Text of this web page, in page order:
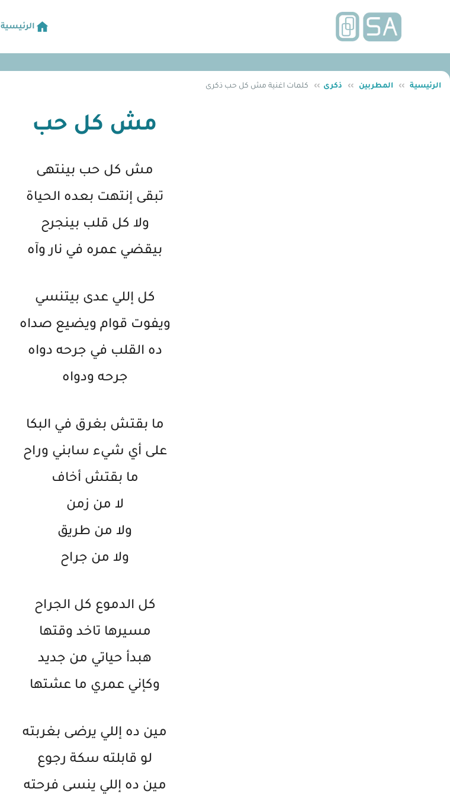
الرئيسية
الرئيسية ›› المطربين ›› ذكرى ›› كلمات اغنية مش كل حب ذكرى
مش كل حب
مش كل حب بينتهى
تبقى إنتهت بعده الحياة
ولا كل قلب بينجرح
بيقضي عمره في نار وآه
كل إللي عدى بيتنسي
ويفوت قوام ويضيع صداه
ده القلب في جرحه دواه
جرحه ودواه
ما بقتش بغرق في البكا
على أي شيء سابني وراح
ما بقتش أخاف
لا من زمن
ولا من طريق
ولا من جراح
كل الدموع كل الجراح
مسيرها تاخد وقتها
هبدأ حياتي من جديد
وكإني عمري ما عشتها
مين ده إللي يرضى بغربته
لو قابلته سكة رجوع
مين ده إللي ينسى فرحته